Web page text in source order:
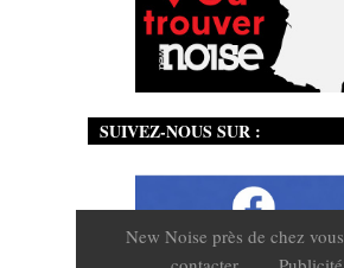
SUIVEZ-NOUS SUR :
New Noise près de chez vous